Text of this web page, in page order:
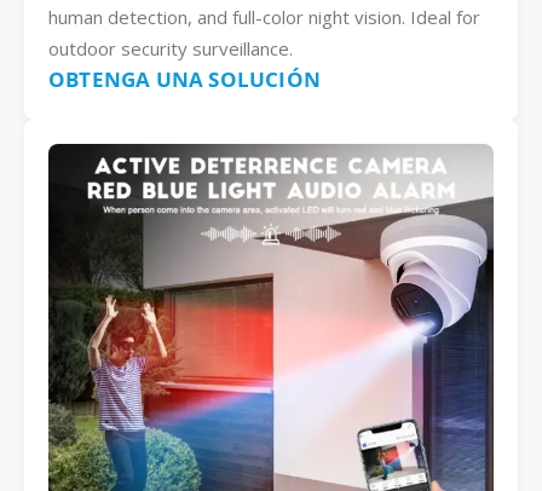
human detection, and full-color night vision. Ideal for
outdoor security surveillance.
OBTENGA UNA SOLUCIÓN